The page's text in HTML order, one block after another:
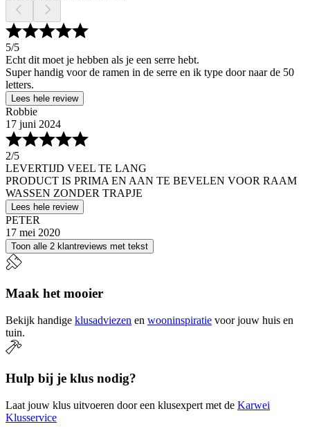
5/5
Echt dit moet je hebben als je een serre hebt.
Super handig voor de ramen in de serre en ik type door naar de 50
letters.
Lees hele review
Robbie
17 juni 2024
2/5
LEVERTIJD VEEL TE LANG
PRODUCT IS PRIMA EN AAN TE BEVELEN VOOR RAAM
WASSEN ZONDER TRAPJE
Lees hele review
PETER
17 mei 2020
Toon alle 2 klantreviews met tekst
Maak het mooier
Bekijk handige klusadviezen en wooninspiratie voor jouw huis en
tuin.
Hulp bij je klus nodig?
Laat jouw klus uitvoeren door een klusexpert met de Karwei
Klusservice